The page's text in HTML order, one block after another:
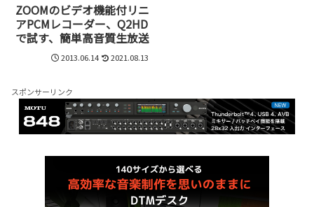
ZOOMのビデオ機能付リニ
アPCMレコーダー、Q2HD
で試す、簡単高音質生放送
2013.06.14 2021.08.13
スポンサーリンク